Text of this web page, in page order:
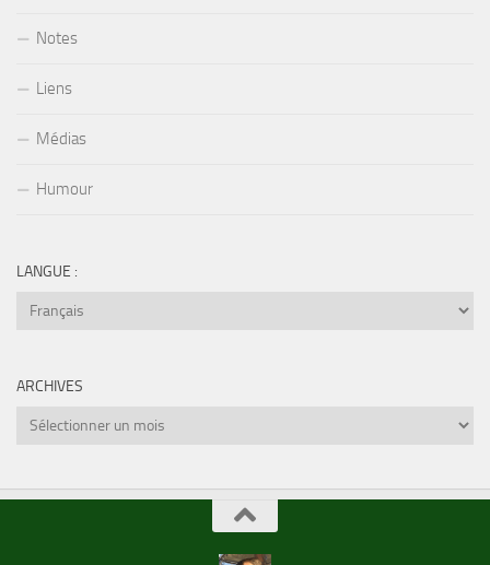
Notes
Liens
Médias
Humour
LANGUE :
ARCHIVES
Archives